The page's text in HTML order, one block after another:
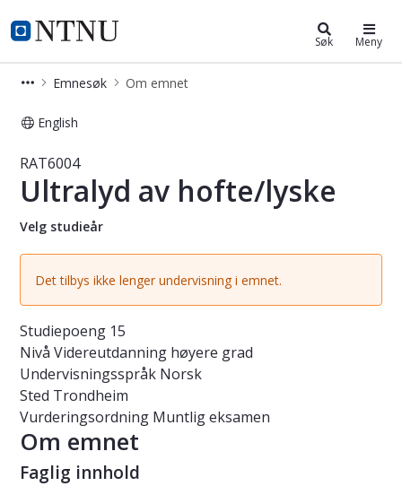
NTNU Hjemmeside
Studier Søk Meny
Emnesøk Om emnet
English
Emne - Ultralyd av hofte/lyske -
RAT6004
Ultralyd av hofte/lyske
Velg studieår
Det tilbys ikke lenger undervisning i emnet.
Studiepoeng 15
Nivå Videreutdanning høyere grad
Undervisningsspråk Norsk
Sted Trondheim
Vurderingsordning Muntlig eksamen
Om emnet
Faglig innhold